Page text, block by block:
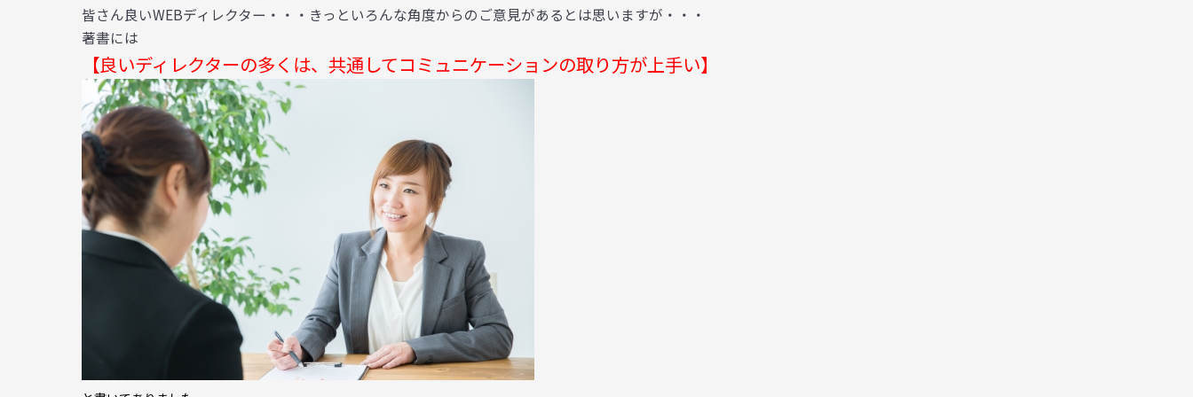
皆さん良いWEBディレクター・・・きっといろんな角度からのご意見があるとは思いますが・・・
著書には
【良いディレクターの多くは、共通してコミュニケーションの取り方が上手い】